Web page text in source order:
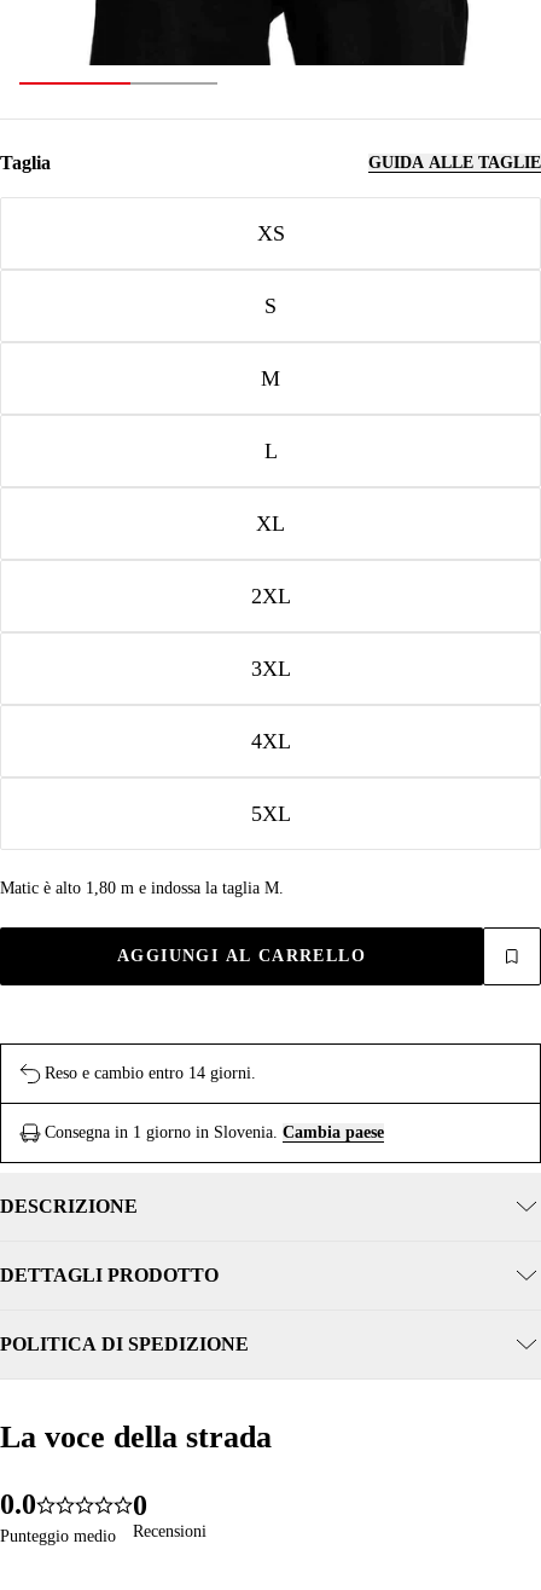
Taglia GUIDA ALLE TAGLIE
XS
S
M
L
XL
2XL
3XL
4XL
5XL
Matic è alto 1,80 m e indossa la taglia M.
AGGIUNGI AL CARRELLO
Reso e cambio entro 14 giorni.
Consegna in 1 giorno in Slovenia. Cambia paese
DESCRIZIONE
DETTAGLI PRODOTTO
POLITICA DI SPEDIZIONE
La voce della strada
La voce della strada
0
1
.0
1
5.0
Punteggio medio
Punteggio medio
0
1
365
Recensioni
Recensioni